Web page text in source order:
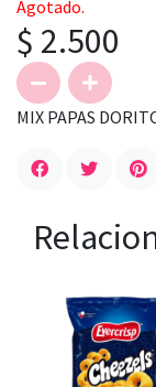
Agotado.
$ 2.500
MIX PAPAS